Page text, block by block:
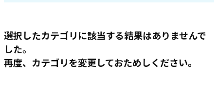
選択したカテゴリに該当する結果はありませんで
した。
再度、カテゴリを変更しておためしください。